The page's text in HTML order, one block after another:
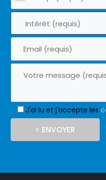
J'ai lu et j'accepte les